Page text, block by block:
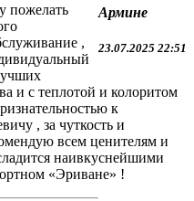
Армине
23.07.2025 22:51
пожелать
,
и с теплотой и колоритом
к
, за чуткость и
всем ценителям и
наивкуснейшими
«Эриване» !